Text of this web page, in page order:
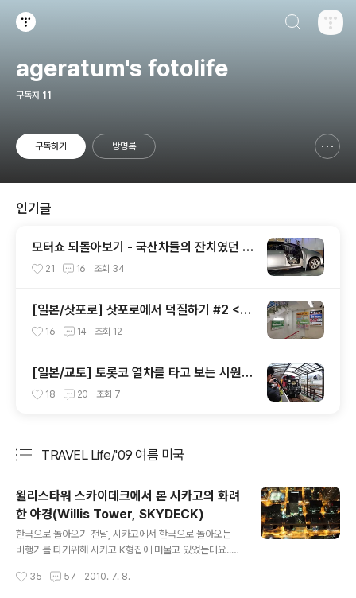
ageratum's fotolife
구독자 11
구독하기 방명록
인기글
모터쇼 되돌아보기 - 국산차들의 잔치였던 2
002 서울모터쇼
21 16 조회 34
[일본/삿포로] 삿포로에서 덕질하기 #2 <애
니메이트 주변>
16 14 조회 12
[일본/교토] 토롯코 열차를 타고 보는 시원한
풍경
18 20 조회 7
TRAVEL Life/'09 여름 미국
윌리스타워 스카이데크에서 본 시카고의 화려
한 야경(Willis Tower, SKYDECK)
한국으로 돌아오기 전날, 시카고에서 한국으로 돌아오는
비행기를 타기위해 시카고 K형집에 머물고 있었는데요..
저런 사정으로 시어스타워(Sears Tower)에는 올라가지
35 57 2010. 7. 8.